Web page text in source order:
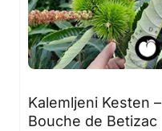
Kalemljeni Kesten –
Bouche de Betizac